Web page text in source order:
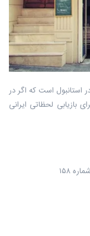
استانبول است که اگر در
بازیابی لحظاتی ایرانی
۱۵۸